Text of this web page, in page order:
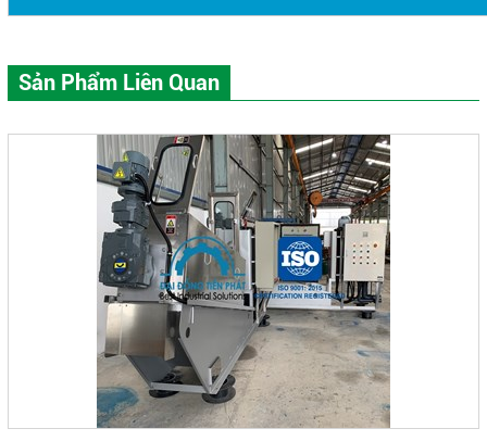
Sản Phẩm Liên Quan